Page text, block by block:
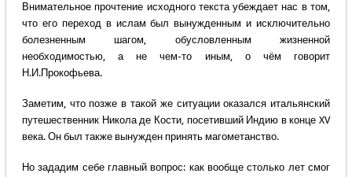
Внимательное прочтение исходного текста убеждает нас в том,
что его переход в ислам был вынужденным и исключительно
болезненным шагом, обусловленным жизненной
необходимостью, а не чем-то иным, о чём говорит
Н.И.Прокофьева.
Заметим, что позже в такой же ситуации оказался итальянский
путешественник Никола де Кости, посетивший Индию в конце XV
века. Он был также вынужден принять магометанство.
Но зададим себе главный вопрос: как вообще столько лет смог